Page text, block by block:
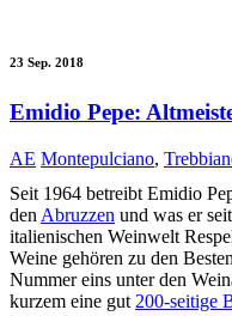
23 Sep. 2018
Emidio Pepe:
AE Montepulciano,
Seit 1964 betreibt Emidio
den Abruzzen und was er
italienischen Weinwelt
Weine gehören zu den
Nummer eins unter den
kurzem eine gut 200-seitige